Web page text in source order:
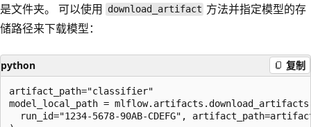
是文件夹。 可以使用 download_artifact 方法并指定模型的存
储路径来下载模型：
python 复制
artifact_path="classifier"
model_local_path =
run_id="1234-5678-90AB-CDEFG",